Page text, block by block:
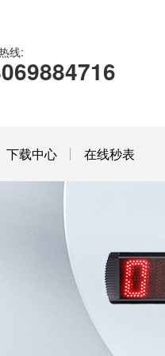
线:
下载中心 在线秒表